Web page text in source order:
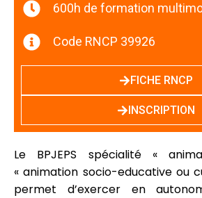
600h de formation
Code RNCP 39926
FICHE RNCP
INSCRIPTION
Le BPJEPS spécialité «
« animation socio-educative ou
permet d’exercer en